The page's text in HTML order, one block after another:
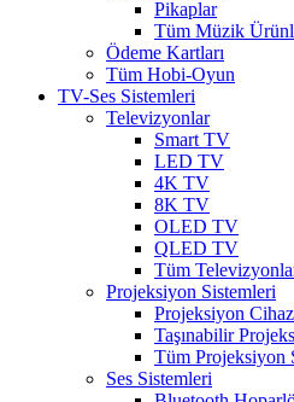
Pikaplar
Tüm Müzik
Ödeme Kartları
Tüm Hobi-Oyun
TV-Ses Sistemleri
Televizyonlar
Smart TV
LED TV
4K TV
8K TV
OLED TV
QLED TV
Tüm
Projeksiyon Sistemleri
Projeksiyon
Taşınabilir
Tüm Projeksiyon
Ses Sistemleri